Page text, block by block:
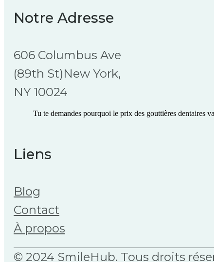
Notre Adresse
606 Columbus Ave
(89th St)New York,
NY 10024
Tu te demandes pourquoi le prix des gouttières dentaires
Liens
Blog
Contact
À propos
© 2024 SmileHub. Tous droits